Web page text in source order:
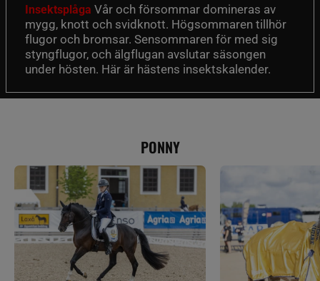
Insektsplåga Vår och försommar domineras av
mygg, knott och svidknott. Högsommaren tillhör
flugor och bromsar. Sensommaren för med sig
styngflugor, och älgflugan avslutar säsongen
under hösten. Här är hästens insektskalender.
PONNY